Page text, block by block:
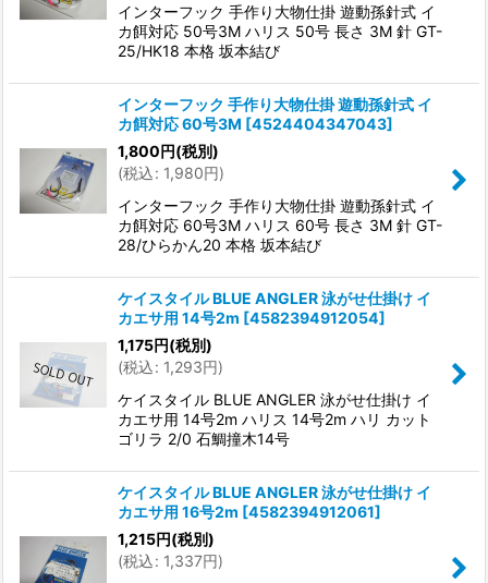
インターフック 手作り大物仕掛 遊動孫針式 イ
カ餌対応 50号3M ハリス 50号 長さ 3M 針 GT-
25/HK18 本格 坂本結び
インターフック 手作り大物仕掛 遊動孫針式 イ
カ餌対応 60号3M [4524404347043]
1,800円(税別)
(税込: 1,980円)
インターフック 手作り大物仕掛 遊動孫針式 イ
カ餌対応 60号3M ハリス 60号 長さ 3M 針 GT-
28/ひらかん20 本格 坂本結び
ケイスタイル BLUE ANGLER 泳がせ仕掛け イ
カエサ用 14号2m [4582394912054]
1,175円(税別)
(税込: 1,293円)
ケイスタイル BLUE ANGLER 泳がせ仕掛け イ
カエサ用 14号2m ハリス 14号2m ハリ カット
ゴリラ 2/0 石鯛撞木14号
ケイスタイル BLUE ANGLER 泳がせ仕掛け イ
カエサ用 16号2m [4582394912061]
1,215円(税別)
(税込: 1,337円)